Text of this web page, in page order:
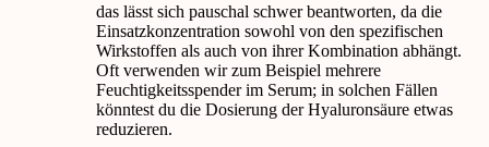
das lässt sich pauschal schwer beantworten, da die
Einsatzkonzentration sowohl von den spezifischen
Wirkstoffen als auch von ihrer Kombination abhängt.
Oft verwenden wir zum Beispiel mehrere
Feuchtigkeitsspender im Serum; in solchen Fällen
könntest du die Dosierung der Hyaluronsäure etwas
reduzieren.